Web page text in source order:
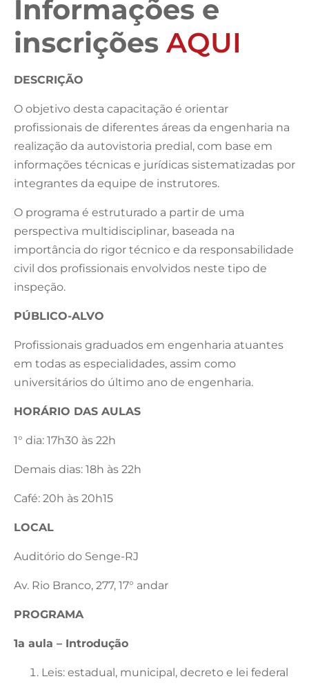
Informações e
inscrições AQUI
DESCRIÇÃO
O objetivo desta capacitação é orientar
profissionais de diferentes áreas da engenharia na
realização da autovistoria predial, com base em
informações técnicas e jurídicas sistematizadas por
integrantes da equipe de instrutores.
O programa é estruturado a partir de uma
perspectiva multidisciplinar, baseada na
importância do rigor técnico e da responsabilidade
civil dos profissionais envolvidos neste tipo de
inspeção.
PÚBLICO-ALVO
Profissionais graduados em engenharia atuantes
em todas as especialidades, assim como
universitários do último ano de engenharia.
HORÁRIO DAS AULAS
1° dia: 17h30 às 22h
Demais dias: 18h às 22h
Café: 20h às 20h15
LOCAL
Auditório do Senge-RJ
Av. Rio Branco, 277, 17° andar
PROGRAMA
1a aula – Introdução
Leis: estadual, municipal, decreto e lei federal